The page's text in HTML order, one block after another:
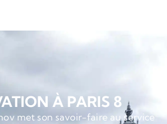
À PARIS 8
met son savoir-faire au service